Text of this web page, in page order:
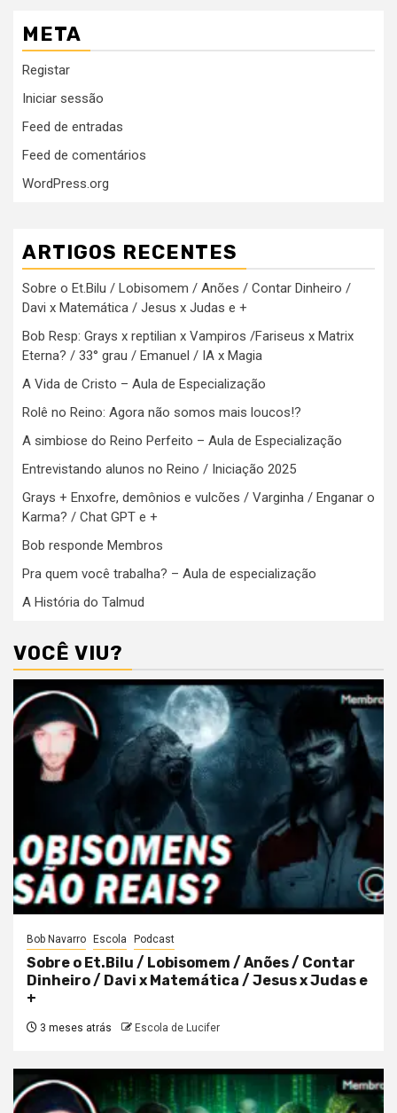
META
Registar
Iniciar sessão
Feed de entradas
Feed de comentários
WordPress.org
ARTIGOS RECENTES
Sobre o Et.Bilu / Lobisomem / Anões / Contar Dinheiro /
Davi x Matemática / Jesus x Judas e +
Bob Resp: Grays x reptilian x Vampiros /Fariseus x Matrix
Eterna? / 33° grau / Emanuel / IA x Magia
A Vida de Cristo – Aula de Especialização
Rolê no Reino: Agora não somos mais loucos!?
A simbiose do Reino Perfeito – Aula de Especialização
Entrevistando alunos no Reino / Iniciação 2025
Grays + Enxofre, demônios e vulcões / Varginha / Enganar o
Karma? / Chat GPT e +
Bob responde Membros
Pra quem você trabalha? – Aula de especialização
A História do Talmud
VOCÊ VIU?
Bob Navarro Escola Podcast
Sobre o Et.Bilu / Lobisomem / Anões / Contar
Dinheiro / Davi x Matemática / Jesus x Judas e
+
3 meses atrás Escola de Lucifer